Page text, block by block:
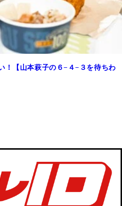
！【山本萩子の６−４−３を待ちわ